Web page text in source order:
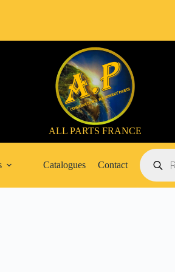
ALL PARTS FRANCE
Catalogues Contact
Recherche
de
produits